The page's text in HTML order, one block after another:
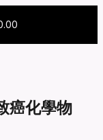
癌化學物